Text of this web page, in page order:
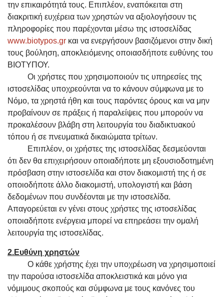
την επικαιρότητά τους. Επιπλέον, εναπόκειται στη
διακριτική ευχέρεια των χρηστών να αξιολογήσουν τις
πληροφορίες που παρέχονται μέσω της ιστοσελίδας
www.biotypos.gr και να ενεργήσουν βασιζόμενοι στην δική
τους βούληση, αποκλειόμενης οποιασδήποτε ευθύνης του
ΒΙΟΤΥΠΟΥ.
Οι χρήστες που χρησιμοποιούν τις υπηρεσίες της
ιστοσελίδας υποχρεούνται να το κάνουν σύμφωνα με το
Νόμο, τα χρηστά ήθη και τους παρόντες όρους και να μην
προβαίνουν σε πράξεις ή παραλείψεις που μπορούν να
προκαλέσουν βλάβη στη λειτουργία του διαδικτυακού
τόπου ή σε πνευματικά δικαιώματα τρίτων.
Επιπλέον, οι χρήστες της ιστοσελίδας δεσμεύονται
ότι δεν θα επιχειρήσουν οποιαδήποτε μη εξουσιοδοτημένη
πρόσβαση στην ιστοσελίδα και στον διακομιστή της ή σε
οποιοδήποτε άλλο διακομιστή, υπολογιστή και βάση
δεδομένων που συνδέονται με την ιστοσελίδα.
Απαγορεύεται εν γένει στους χρήστες της ιστοσελίδας
οποιαδήποτε ενέργεια μπορεί να επηρεάσει την ομαλή
λειτουργία της ιστοσελίδας.
2.Ευθύνη χρηστών
Ο κάθε χρήστης έχει την υποχρέωση να χρησιμοποιεί
την παρούσα ιστοσελίδα αποκλειστικά και μόνο για
νόμιμους σκοπούς και σύμφωνα με τους κανόνες του